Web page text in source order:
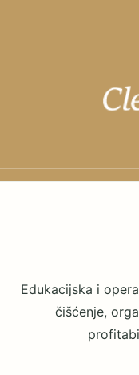
Edukacijska i
čišćenje,